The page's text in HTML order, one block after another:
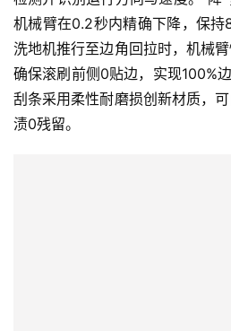
机械臂在0.2秒内精确下降，保持
洗地机推行至边角回拉时，机械臂
确保滚刷前侧0贴边，实现100%
刮条采用柔性耐磨损创新材质，
渍0残留。